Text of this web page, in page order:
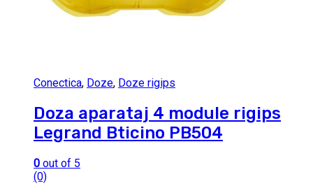
Conectica, Doze, Doze rigips
Doza aparataj 4 module rigips
Legrand Bticino PB504
0 out of 5
(0)